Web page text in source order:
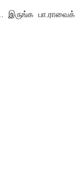
இருங்க பா.ராவைக்